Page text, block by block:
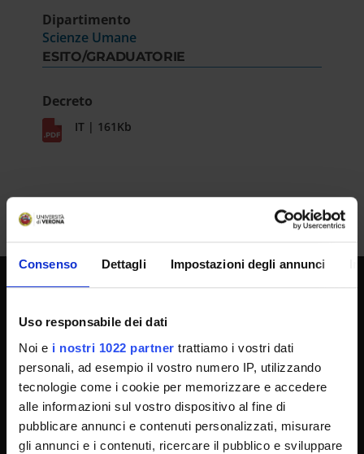
Consenso Dettagli Impostazioni degli annunci
Uso responsabile dei dati
Noi e i nostri 1022 partner trattiamo i vostri dati
personali, ad esempio il vostro numero IP, utilizzando
tecnologie come i cookie per memorizzare e accedere
alle informazioni sul vostro dispositivo al fine di
pubblicare annunci e contenuti personalizzati, misurare
gli annunci e i contenuti, ricercare il pubblico e sviluppare
Dipartimento
Scienze Umane
ESITO/GRADUATORIE
Decreto
IT | 161Kb
Amministrazione trasparente
Albo Ufficiale
Concorsi
Gare di appalto